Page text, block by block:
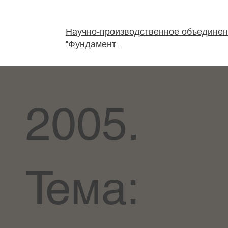
Научно-производственное
"Фундамент"
2005.
Тема: